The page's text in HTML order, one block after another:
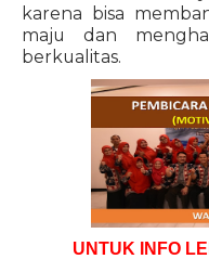
karena bisa
maju dan
berkualitas.
UNTUK INFO